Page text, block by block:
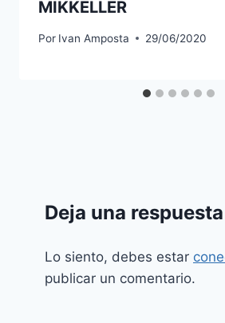
MIKKELLER
Por Ivan Amposta 29/06/2020
Deja una respuesta
Lo siento, debes estar
publicar un comentario.